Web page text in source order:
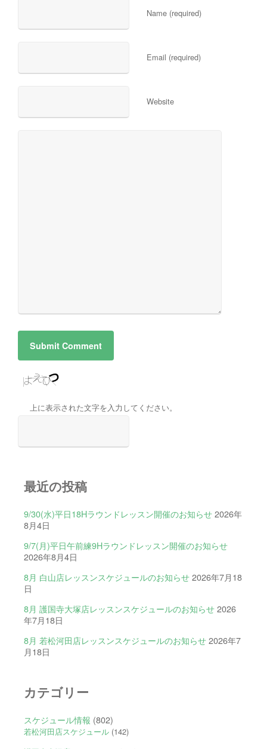
Name (required)
Email (required)
Website
上に表示された文字を入力してください。
最近の投稿
9/30(水)平日18Hラウンドレッスン開催のお知らせ 2026年
8月4日
9/7(月)平日午前練9Hラウンドレッスン開催のお知らせ
2026年8月4日
8月 白山店レッスンスケジュールのお知らせ 2026年7月18
日
8月 護国寺大塚店レッスンスケジュールのお知らせ 2026
年7月18日
8月 若松河田店レッスンスケジュールのお知らせ 2026年7
月18日
カテゴリー
スケジュール情報 (802)
若松河田店スケジュール(142)